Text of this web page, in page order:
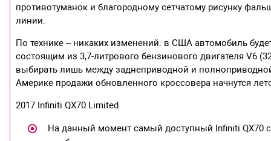
противотуманок и благородному сетчатому рисунку
линии.
По технике – никаких изменений: в США автомобиль
состоящим из 3,7-литрового бензинового двигателя V6
выбирать лишь между заднеприводной и
Америке продажи обновленного кроссовера начнутся
2017 Infiniti QX70 Limited
На данный момент самый доступный Infiniti QX70